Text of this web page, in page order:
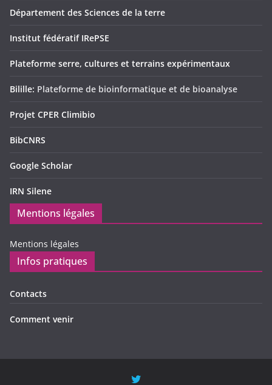
Département des Sciences de la terre
Institut fédératif IRePSE
Plateforme serre, cultures et terrains expérimentaux
Bilille: Plateforme de bioinformatique et de bioanalyse
Projet CPER Climibio
BibCNRS
Google Scholar
IRN Silene
Mentions légales
Mentions légales
Infos pratiques
Contacts
Comment venir